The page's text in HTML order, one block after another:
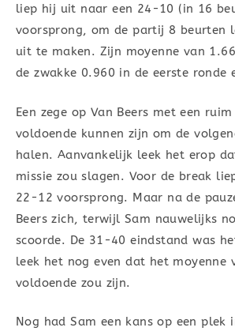
liep hij uit naar een 24-10 (in 16
voorsprong, om de partij 8 beurten
uit te maken. Zijn moyenne van
de zwakke 0.960 in de eerste ronde
Een zege op Van Beers met een
voldoende kunnen zijn om de
halen. Aanvankelijk leek het erop
missie zou slagen. Voor de break
22-12 voorsprong. Maar na de
Beers zich, terwijl Sam nauwelijks
scoorde. De 31-40 eindstand was
leek het nog even dat het moyenne
voldoende zou zijn.
Nog had Sam een kans op een plek